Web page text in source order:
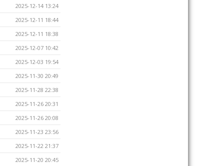
2025-12-14 13:24
2025-12-11 18:44
2025-12-11 18:38
2025-12-07 10:42
2025-12-03 19:54
2025-11-30 20:49
2025-11-28 22:38
2025-11-26 20:31
2025-11-26 20:08
2025-11-23 23:56
2025-11-22 21:37
2025-11-20 20:45